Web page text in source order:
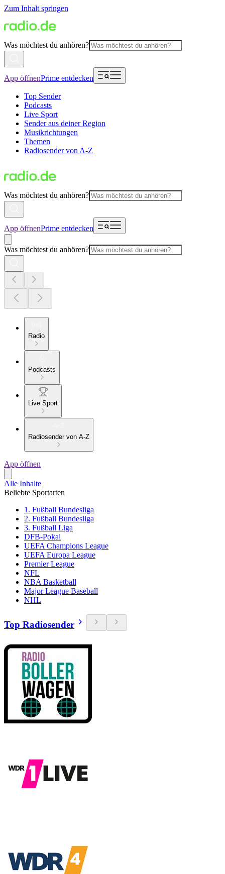
Zum Inhalt springen
Was möchtest du anhören?
App öffnenPrime entdecken
Top Sender
Podcasts
Live Sport
Sender aus deiner Region
Musikrichtungen
Themen
Radiosender von A-Z
Was möchtest du anhören?
App öffnenPrime entdecken
Was möchtest du anhören?
Radio
Podcasts
Live Sport
Radiosender von A-Z
App öffnen
Alle Inhalte
Beliebte Sportarten
1. Fußball Bundesliga
2. Fußball Bundesliga
3. Fußball Liga
DFB-Pokal
UEFA Champions League
UEFA Europa League
Premier League
NFL
NBA Basketball
Major League Baseball
NHL
Top Radiosender